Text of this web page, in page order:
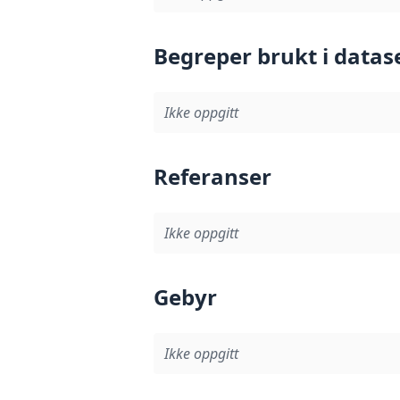
Begreper brukt i
Ikke oppgitt
Referanser
Ikke oppgitt
Gebyr
Ikke oppgitt